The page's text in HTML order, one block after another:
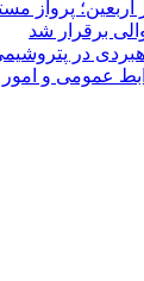
اربعین؛ پرواز
برقرار شد
در
عمومی و امور